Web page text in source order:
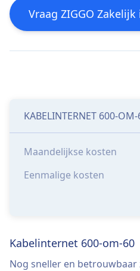
Vraag ZIGGO
KABELINTERNET 600-
Maandelijkse kosten
Eenmalige kosten
Kabelinternet 600-om-60
Nog sneller en